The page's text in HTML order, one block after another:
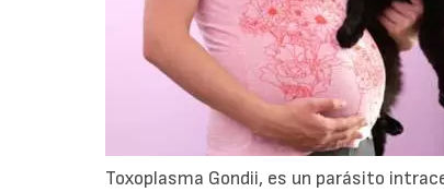
Toxoplasma Gondii, es un parásito